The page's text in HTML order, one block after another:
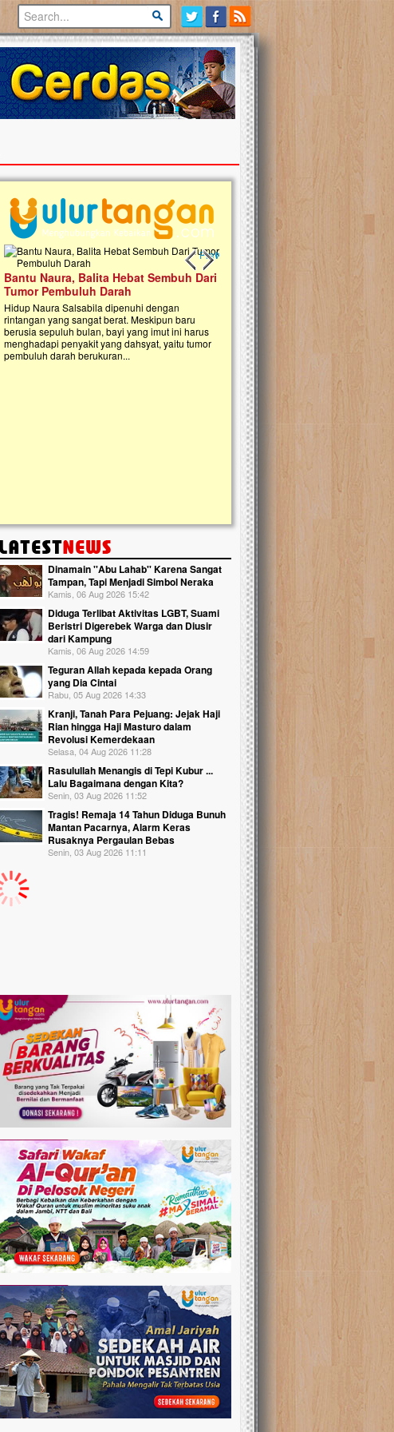
Previous slide
Next slide
Bantu Naura, Balita Hebat Sembuh Dari
Tumor Pembuluh Darah
Hidup Naura Salsabila dipenuhi dengan
rintangan yang sangat berat. Meskipun baru
berusia sepuluh bulan, bayi yang imut ini harus
menghadapi penyakit yang dahsyat, yaitu tumor
pembuluh darah berukuran...
Lima Tahun Mangkrak, Masjid
Pelosok ini Mengenaskan. Ayo
Nasib masjid di Kampung Cilumbu ini
mengenaskan. Lima tahun mangkrak,
tak berbentuk masjid, dipenuhi rumput
berlumut, dan menghitam terpapar
hujan....
Dinamain ''Abu Lahab'' Karena Sangat
Tampan, Tapi Menjadi Simbol Neraka
Kamis, 06 Aug 2026 15:42
Diduga Terlibat Aktivitas LGBT, Suami
Beristri Digerebek Warga dan Diusir
dari Kampung
Kamis, 06 Aug 2026 14:59
Teguran Allah kepada kepada Orang
yang Dia Cintai
Rabu, 05 Aug 2026 14:33
Kranji, Tanah Para Pejuang: Jejak Haji
Rian hingga Haji Masturo dalam
Revolusi Kemerdekaan
Selasa, 04 Aug 2026 11:28
Rasulullah Menangis di Tepi Kubur ...
Lalu Bagaimana dengan Kita?
Senin, 03 Aug 2026 11:52
Tragis! Remaja 14 Tahun Diduga Bunuh
Mantan Pacarnya, Alarm Keras
Rusaknya Pergaulan Bebas
Senin, 03 Aug 2026 11:11